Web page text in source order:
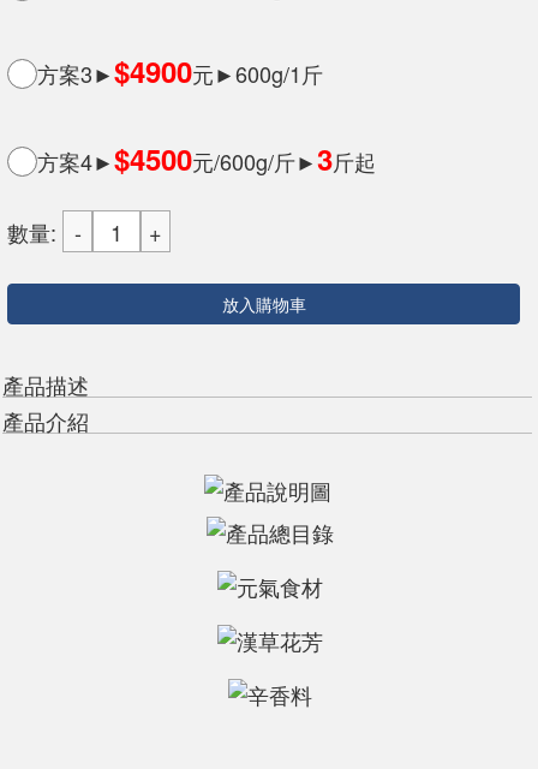
方案3►$4900元►600g/1斤
方案4►$4500元/600g/斤►3斤起
數量:
放入購物車
產品描述
產品介紹